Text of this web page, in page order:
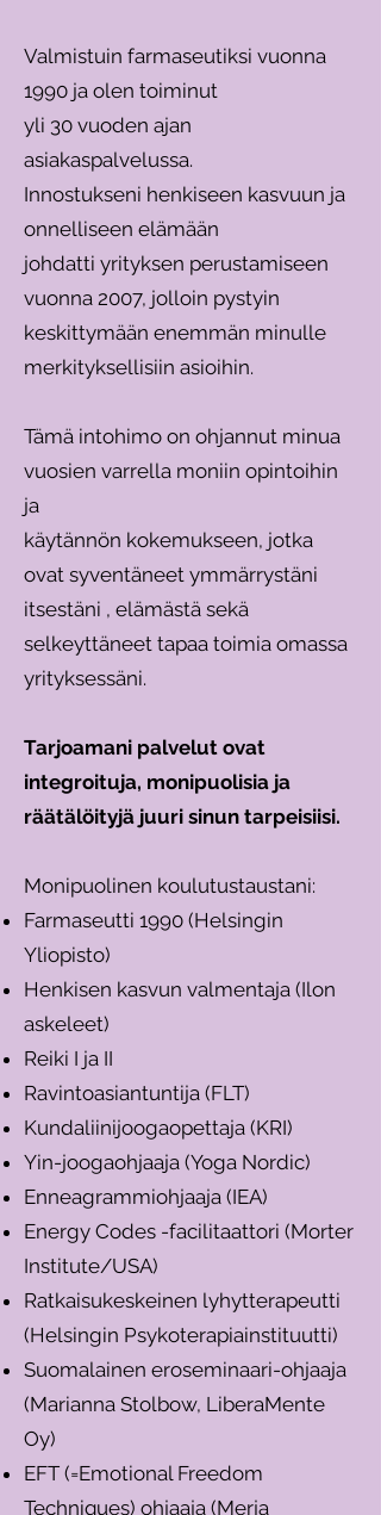
Valmistuin farmaseutiksi vuonna
1990 ja olen toiminut
yli 30 vuoden ajan
asiakaspalvelussa.
Innostukseni henkiseen kasvuun ja
onnelliseen elämään
johdatti yrityksen perustamiseen
vuonna 2007, jolloin pystyin
keskittymään enemmän minulle
merkityksellisiin asioihin.
Tämä intohimo on ohjannut minua
vuosien varrella moniin opintoihin
ja
käytännön kokemukseen, jotka
ovat syventäneet ymmärrystäni
itsestäni , elämästä sekä
selkeyttäneet tapaa toimia omassa
yrityksessäni.
Tarjoamani palvelut ovat
integroituja, monipuolisia ja
räätälöityjä juuri sinun tarpeisiisi.
Monipuolinen koulutustaustani:
Farmaseutti 1990 (Helsingin
Yliopisto)
Henkisen kasvun valmentaja (Ilon
askeleet)
Reiki I ja II
Ravintoasiantuntija (FLT)
Kundaliinijoogaopettaja (KRI)
Yin-joogaohjaaja (Yoga Nordic)
Enneagrammiohjaaja (IEA)
Energy Codes -facilitaattori (Morter
Institute/USA)
Ratkaisukeskeinen lyhytterapeutti
(Helsingin Psykoterapiainstituutti)
Suomalainen eroseminaari-ohjaaja
(Marianna Stolbow, LiberaMente
Oy)
EFT (=Emotional Freedom
Techniques) ohjaaja (Merja